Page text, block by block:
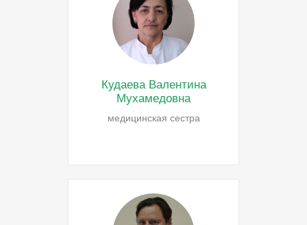
Кудаева Валентина
Мухамедовна
медицинская сестра